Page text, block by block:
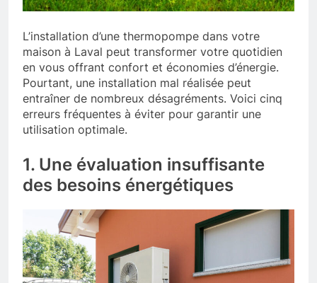
L’installation d’une thermopompe dans votre
maison à Laval peut transformer votre quotidien
en vous offrant confort et économies d’énergie.
Pourtant, une installation mal réalisée peut
entraîner de nombreux désagréments. Voici cinq
erreurs fréquentes à éviter pour garantir une
utilisation optimale.
1. Une évaluation insuffisante
des besoins énergétiques